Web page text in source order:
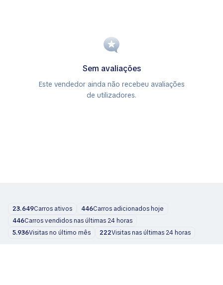
Sem avaliações
Este vendedor ainda não recebeu avaliações
de utilizadores.
23.649Carros ativos 446Carros adicionados hoje
446Carros vendidos nas últimas 24 horas
5.936Visitas no último mês 222Visitas nas últimas 24 horas